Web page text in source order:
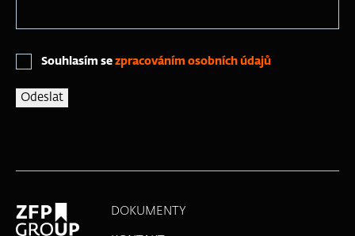
Souhlasím se zpracováním osobních údajů
DOKUMENTY